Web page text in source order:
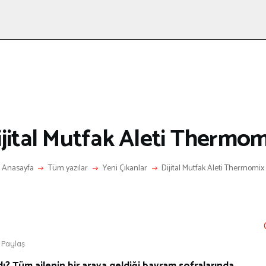
Mutfak Aleti
Anasayfa Tüm yazılar Yeni Çıkanlar Dijital Mutfak Aleti Thermomix
Paylaş